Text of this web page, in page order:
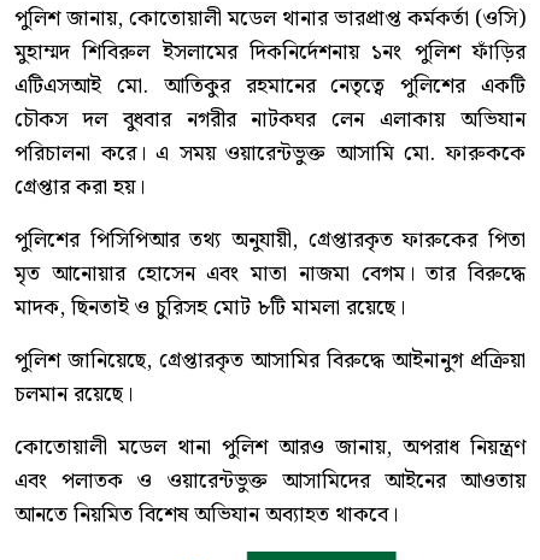
পুলিশ জানায়, কোতোয়ালী মডেল থানার ভারপ্রাপ্ত কর্মকর্তা (ওসি)
মুহাম্মদ শিবিরুল ইসলামের দিকনির্দেশনায় ১নং পুলিশ ফাঁড়ির
এটিএসআই মো. আতিকুর রহমানের নেতৃত্বে পুলিশের একটি
চৌকস দল বুধবার নগরীর নাটকঘর লেন এলাকায় অভিযান
পরিচালনা করে। এ সময় ওয়ারেন্টভুক্ত আসামি মো. ফারুককে
গ্রেপ্তার করা হয়।
পুলিশের পিসিপিআর তথ্য অনুযায়ী, গ্রেপ্তারকৃত ফারুকের পিতা
মৃত আনোয়ার হোসেন এবং মাতা নাজমা বেগম। তার বিরুদ্ধে
মাদক, ছিনতাই ও চুরিসহ মোট ৮টি মামলা রয়েছে।
পুলিশ জানিয়েছে, গ্রেপ্তারকৃত আসামির বিরুদ্ধে আইনানুগ প্রক্রিয়া
চলমান রয়েছে।
কোতোয়ালী মডেল থানা পুলিশ আরও জানায়, অপরাধ নিয়ন্ত্রণ
এবং পলাতক ও ওয়ারেন্টভুক্ত আসামিদের আইনের আওতায়
আনতে নিয়মিত বিশেষ অভিযান অব্যাহত থাকবে।